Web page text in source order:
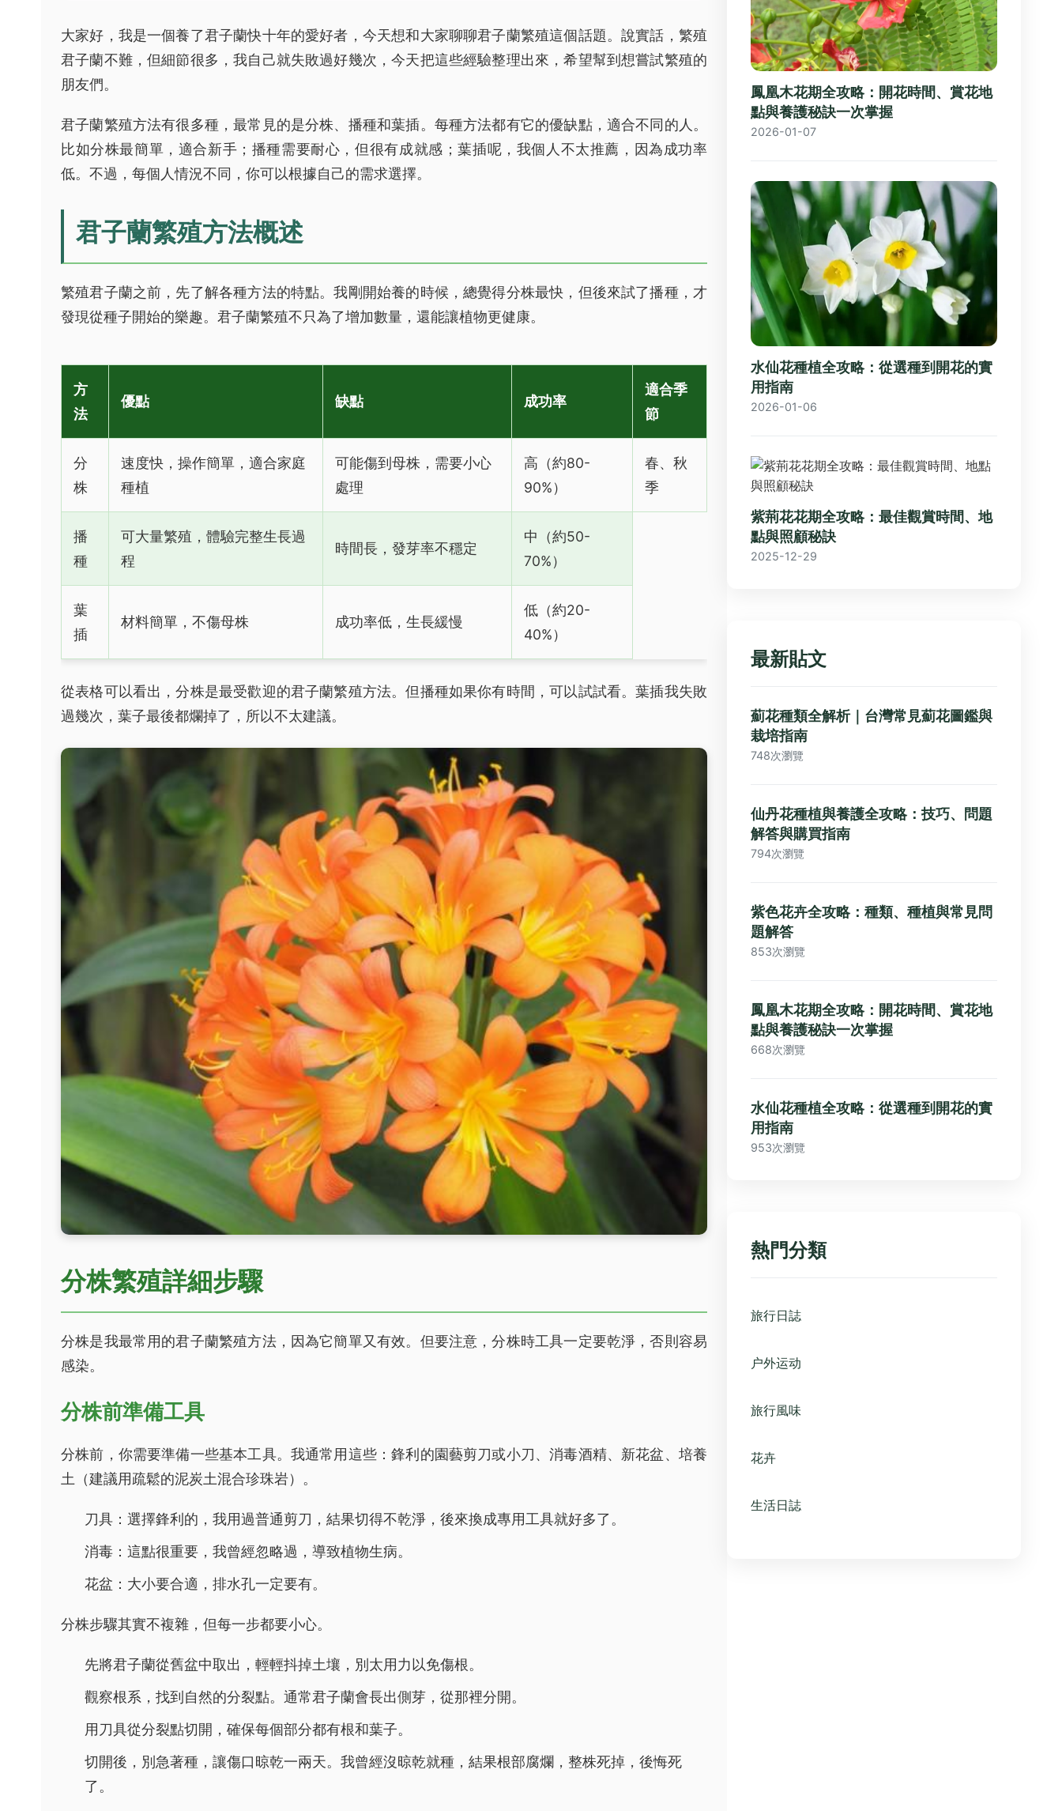
大家好，我是一個養了君子蘭快十年的愛好者，今天想和大家聊聊君子蘭繁殖這個話題。說實話，繁殖
君子蘭不難，但細節很多，我自己就失敗過好幾次，今天把這些經驗整理出來，希望幫到想嘗試繁殖的
朋友們。
君子蘭繁殖方法有很多種，最常見的是分株、播種和葉插。每種方法都有它的優缺點，適合不同的人。
比如分株最簡單，適合新手；播種需要耐心，但很有成就感；葉插呢，我個人不太推薦，因為成功率
低。不過，每個人情況不同，你可以根據自己的需求選擇。
君子蘭繁殖方法概述
繁殖君子蘭之前，先了解各種方法的特點。我剛開始養的時候，總覺得分株最快，但後來試了播種，才
發現從種子開始的樂趣。君子蘭繁殖不只為了增加數量，還能讓植物更健康。
方
法
優點 缺點 成功率
適合季
節
分
株
速度快，操作簡單，適合家庭
種植
可能傷到母株，需要小心
處理
高（約80-
90%）
春、秋
季
播
種
可大量繁殖，體驗完整生長過
程
時間長，發芽率不穩定
中（約50-
70%）
葉
插
材料簡單，不傷母株 成功率低，生長緩慢
低（約20-
40%）
從表格可以看出，分株是最受歡迎的君子蘭繁殖方法。但播種如果你有時間，可以試試看。葉插我失敗
過幾次，葉子最後都爛掉了，所以不太建議。
分株繁殖詳細步驟
分株是我最常用的君子蘭繁殖方法，因為它簡單又有效。但要注意，分株時工具一定要乾淨，否則容易
感染。
分株前準備工具
分株前，你需要準備一些基本工具。我通常用這些：鋒利的園藝剪刀或小刀、消毒酒精、新花盆、培養
土（建議用疏鬆的泥炭土混合珍珠岩）。
刀具：選擇鋒利的，我用過普通剪刀，結果切得不乾淨，後來換成專用工具就好多了。
消毒：這點很重要，我曾經忽略過，導致植物生病。
花盆：大小要合適，排水孔一定要有。
分株步驟其實不複雜，但每一步都要小心。
先將君子蘭從舊盆中取出，輕輕抖掉土壤，別太用力以免傷根。
觀察根系，找到自然的分裂點。通常君子蘭會長出側芽，從那裡分開。
用刀具從分裂點切開，確保每個部分都有根和葉子。
切開後，別急著種，讓傷口晾乾一兩天。我曾經沒晾乾就種，結果根部腐爛，整株死掉，後悔死
了。
鳳凰木花期全攻略：開花時間、賞花地
點與養護秘訣一次掌握
2026-01-07
水仙花種植全攻略：從選種到開花的實
用指南
2026-01-06
紫荊花花期全攻略：最佳觀賞時間、地
點與照顧秘訣
2025-12-29
最新貼文
薊花種類全解析｜台灣常見薊花圖鑑與
栽培指南
748次瀏覽
仙丹花種植與養護全攻略：技巧、問題
解答與購買指南
794次瀏覽
紫色花卉全攻略：種類、種植與常見問
題解答
853次瀏覽
鳳凰木花期全攻略：開花時間、賞花地
點與養護秘訣一次掌握
668次瀏覽
水仙花種植全攻略：從選種到開花的實
用指南
953次瀏覽
熱門分類
旅行日誌
户外运动
旅行風味
花卉
生活日誌